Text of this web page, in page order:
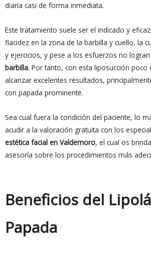
diaria casi de forma inmediata.
Este tratamiento suele ser el indicado y
flacidez en la zona de la barbilla y cuello, la
y ejercicios, y pese a los esfuerzos no logran
barbilla. Por tanto, con esta liposucción poco
alcanzar excelentes resultados,
con papada prominente.
Sea cual fuera la condición del paciente, lo
acudir a la valoración gratuita con los
estética facial en Valdemoro, el cual os
asesoría sobre los procedimientos más
Beneficios del
Papada